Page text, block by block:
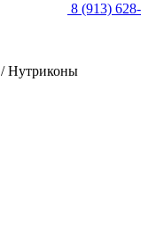
8 (913) 628-
/ Нутриконы